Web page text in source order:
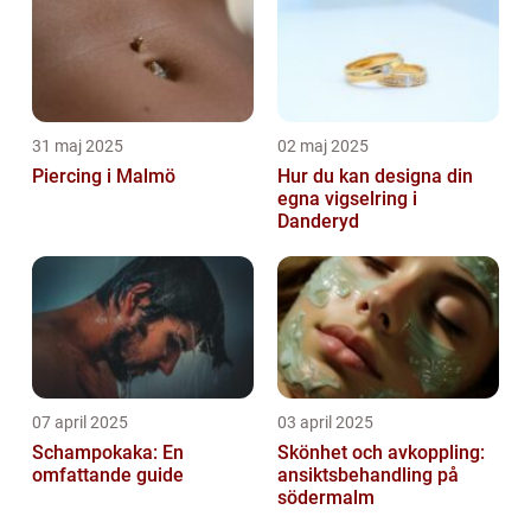
31 maj 2025
Piercing i Malmö
02 maj 2025
Hur du kan designa din
egna vigselring i
Danderyd
07 april 2025
Schampokaka: En
omfattande guide
03 april 2025
Skönhet och avkoppling:
ansiktsbehandling på
södermalm